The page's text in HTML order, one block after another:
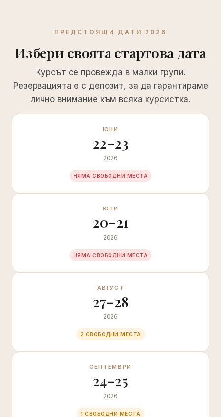
ПРЕДСТОЯЩИ ДАТИ 2026
Избери своята стартова дата
Курсът се провежда в малки групи.
Резервацията е с депозит, за да гарантираме
лично внимание към всяка курсистка.
ЮНИ
22–23
2026
НЯМА СВОБОДНИ МЕСТА
ЮЛИ
20–21
2026
НЯМА СВОБОДНИ МЕСТА
АВГУСТ
27–28
2026
2 СВОБОДНИ МЕСТА
СЕПТЕМВРИ
24–25
2026
1 СВОБОДНИ МЕСТА